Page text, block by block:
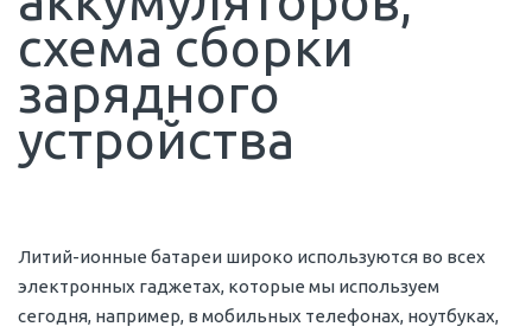
схема сборки
зарядного
устройства
Литий-ионные батареи широко используются во всех
электронных гаджетах, которые мы используем
сегодня, например, в мобильных телефонах, ноутбуках,